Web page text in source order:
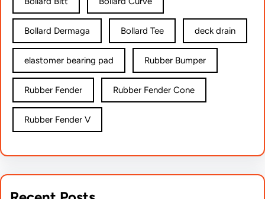
Bollard Dermaga Bollard Tee deck drain
elastomer bearing pad Rubber Bumper
Rubber Fender Rubber Fender Cone
Rubber Fender V